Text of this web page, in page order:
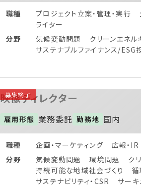
職種 プロジェクト立案・管理・実行
ライター
分野
気候変動問題
クリーンエネ
サステナブルファイナンス/ESG
映像ディレクター
雇用形態 業務委託 勤務地 国内
職種 企画・マーケティング 広報・IR
分野
気候変動問題 環境問題
ク
持続可能な地域社会づくり
サステナビリティ・CSR
サーキ